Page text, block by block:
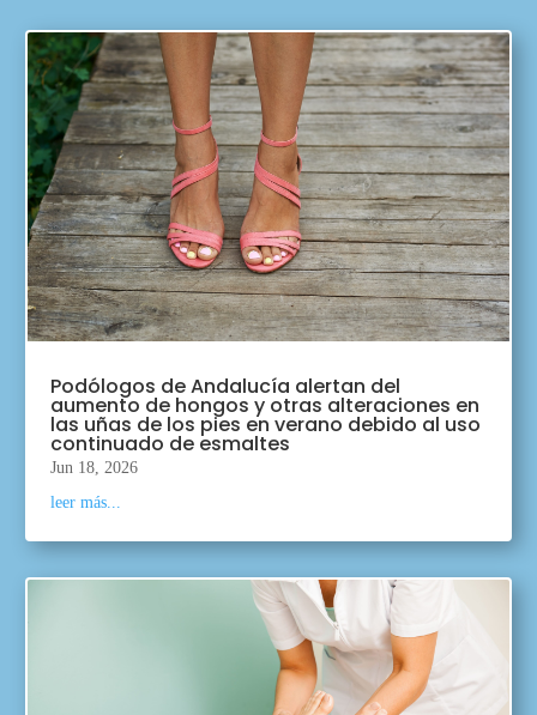
Podólogos de Andalucía alertan del
aumento de hongos y otras alteraciones en
las uñas de los pies en verano debido al uso
continuado de esmaltes
Jun 18, 2026
leer más...